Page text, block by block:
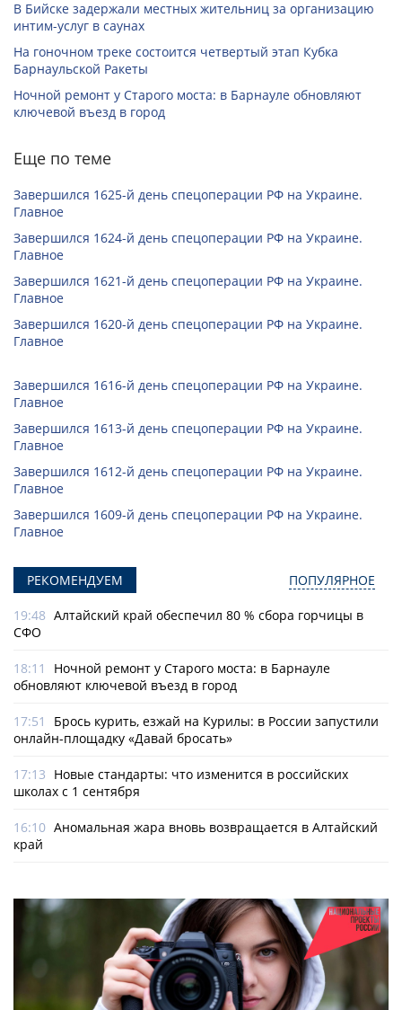
В Бийске задержали местных жительниц за организацию
интим-услуг в саунах
На гоночном треке состоится четвертый этап Кубка
Барнаульской Ракеты
Ночной ремонт у Старого моста: в Барнауле обновляют
ключевой въезд в город
Еще по теме
Завершился 1625-й день спецоперации РФ на Украине.
Главное
Завершился 1624-й день спецоперации РФ на Украине.
Главное
Завершился 1621-й день спецоперации РФ на Украине.
Главное
Завершился 1620-й день спецоперации РФ на Украине.
Главное
Завершился 1616-й день спецоперации РФ на Украине.
Главное
Завершился 1613-й день спецоперации РФ на Украине.
Главное
Завершился 1612-й день спецоперации РФ на Украине.
Главное
Завершился 1609-й день спецоперации РФ на Украине.
Главное
РЕКОМЕНДУЕМ ПОПУЛЯРНОЕ
19:48 Алтайский край обеспечил 80 % сбора горчицы в
СФО
18:11
Ночной ремонт у Старого моста: в Барнауле
обновляют ключевой въезд в город
17:51
Брось курить, езжай на Курилы: в России запустили
онлайн-­площадку «Давай бросать»
17:13 Новые стандарты: что изменится в российских
школах с 1 сентября
16:10 Аномальная жара вновь возвращается в Алтайский
край